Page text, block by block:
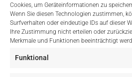
Cookies, um Geräteinformationen zu
Wenn Sie diesen Technologien zustimmen,
Surfverhalten oder eindeutige IDs auf dieser
Ihre Zustimmung nicht erteilen oder
Merkmale und Funktionen beeinträchtigt
Funktional
Einfach Online Bezahlen